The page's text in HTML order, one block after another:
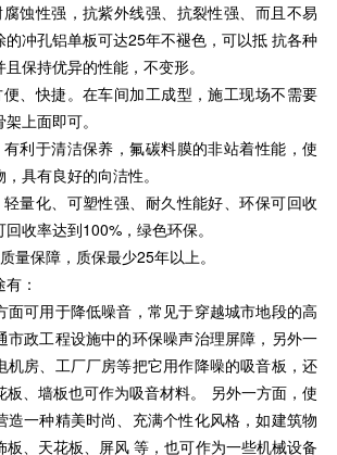
性强，抗紫外线强、抗裂性强、而且不易
的冲孔铝单板可达25年不褪色，可以抵 抗各种
保持优异的性能，不变形。
快捷。在车间加工成型，施工现场不需要
上面即可。
于清洁保养，氟碳料膜的非站着性能，使
具有良好的向洁性。
化、可塑性强、耐久性能好、环保可回收
收率达到100%，绿色环保。
保障，质保最少25年以上。
：
可用于降低噪音，常见于穿越城市地段的高
市政工程设施中的环保噪声治理屏障，另外一
机房、工厂厂房等把它用作降噪的吸音板，还
板、墙板也可作为吸音材料。 另外一方面，使
造一种精美时尚、充满个性化风格，如建筑物
板、天花板、屏风 等，也可作为一些机械设备